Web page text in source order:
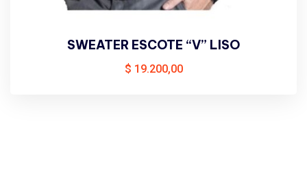
SWEATER ESCOTE “V” LISO
$ 19.200,00